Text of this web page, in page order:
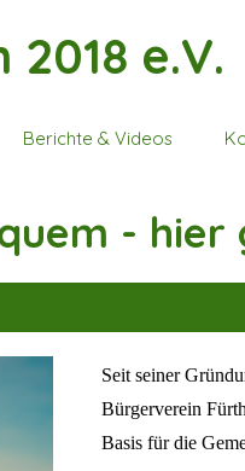
e.V.
▼
Berichte & Videos
- hier
Seit seiner
Bürgerverein
Basis für die